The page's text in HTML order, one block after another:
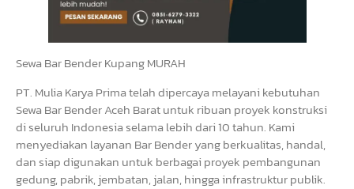
Sewa Bar Bender Kupang MURAH
PT. Mulia Karya Prima telah dipercaya melayani kebutuhan
Sewa Bar Bender Aceh Barat untuk ribuan proyek konstruksi
di seluruh Indonesia selama lebih dari 10 tahun. Kami
menyediakan layanan Bar Bender yang berkualitas, handal,
dan siap digunakan untuk berbagai proyek pembangunan
gedung, pabrik, jembatan, jalan, hingga infrastruktur publik.